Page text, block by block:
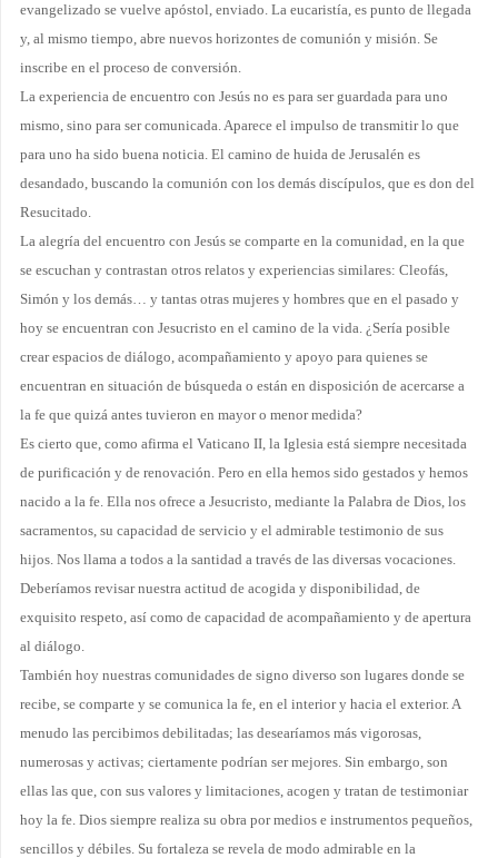
evangelizado se vuelve apóstol, enviado. La eucaristía, es punto de llegada
y, al mismo tiempo, abre nuevos horizontes de comunión y misión. Se
inscribe en el proceso de conversión.
La experiencia de encuentro con Jesús no es para ser guardada para uno
mismo, sino para ser co­municada. Aparece el impulso de transmitir lo que
para uno ha sido buena noticia. El camino de huida de Jerusalén es
desandado, buscando la comunión con los demás discípulos, que es don del
Resucitado.
La alegría del encuentro con Jesús se comparte en la comunidad, en la que
se escuchan y contrastan otros relatos y experiencias similares: Cleofás,
Simón y los demás… y tantas otras mujeres y hombres que en el pasado y
hoy se encuentran con Jesucristo en el camino de la vida. ¿Sería posible
crear es­pacios de diálogo, acompañamiento y apoyo para quienes se
encuentran en situación de búsqueda o están en disposición de acercarse a
la fe que quizá antes tuvieron en mayor o menor medida?
Es cierto que, como afirma el Vaticano II, la Iglesia está siempre necesitada
de purificación y de renovación. Pero en ella hemos sido gestados y hemos
nacido a la fe. Ella nos ofrece a Jesucristo, mediante la Palabra de Dios, los
sacramentos, su capacidad de servicio y el admirable testimonio de sus
hijos. Nos llama a todos a la santidad a través de las diversas vocaciones.
Deberíamos revisar nuestra actitud de acogida y disponibilidad, de
exquisito respeto, así como de capacidad de acompa­ñamiento y de apertura
al diálogo.
También hoy nuestras comunidades de signo diverso son lugares donde se
recibe, se comparte y se comunica la fe, en el interior y hacia el exterior. A
menudo las percibimos debilitadas; las desea­ríamos más vigorosas,
numerosas y activas; ciertamente podrían ser mejores. Sin embargo, son
ellas las que, con sus valores y limitaciones, acogen y tratan de testimoniar
hoy la fe. Dios siempre realiza su obra por medios e instrumentos pequeños,
sencillos y débiles. Su fortaleza se revela de modo ad­mirable en la